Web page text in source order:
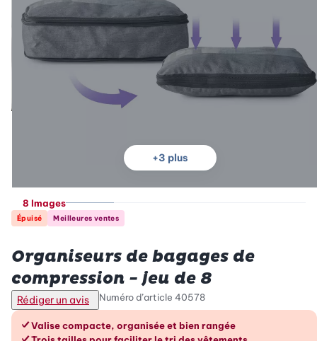
+3 plus
8 Images
Épuisé Meilleures ventes
Organiseurs de bagages de
compression - jeu de 8
Rédiger un avis Numéro d’article 40578
Les avantages en un coup d’œil
Valise compacte, organisée et bien rangée